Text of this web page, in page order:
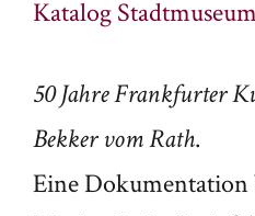
Katalog
50 Jahre Frankfurter
Bekker vom Rath.
Eine